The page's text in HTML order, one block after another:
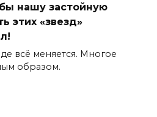
нашу застойную
этих «звезд»
всё меняется. Многое
образом.